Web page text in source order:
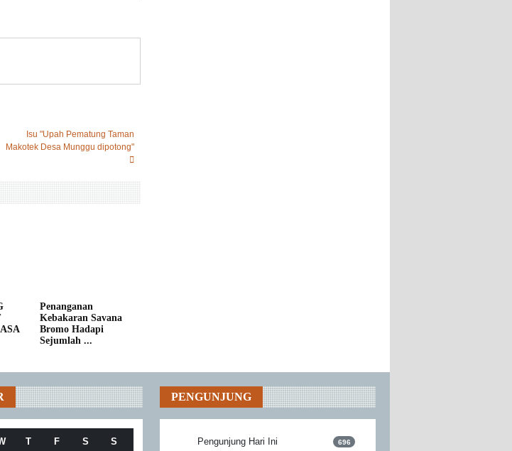
Isu "Upah Pematung Taman
Makotek Desa Munggu dipotong"
Penanganan
Kebakaran Savana
Bromo Hadapi
Sejumlah ...
T F S S
PENGUNJUNG
Pengunjung Hari Ini 696